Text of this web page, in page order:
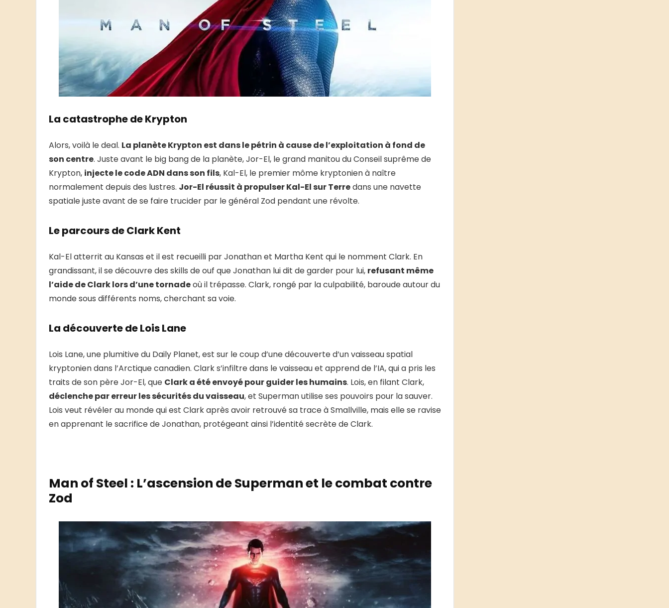
La catastrophe de Krypton
Alors, voilà le deal. La planète Krypton est dans le pétrin à cause de l’exploitation à fond de
son centre. Juste avant le big bang de la planète, Jor-El, le grand manitou du Conseil suprême de
Krypton, injecte le code ADN dans son fils, Kal-El, le premier môme kryptonien à naître
normalement depuis des lustres. Jor-El réussit à propulser Kal-El sur Terredans une navette
spatiale juste avant de se faire trucider par le général Zod pendant une révolte.
Le parcours de Clark Kent
Kal-El atterrit au Kansas et il est recueilli par Jonathan et Martha Kent qui le nomment Clark. En
grandissant, il se découvre des skills de ouf que Jonathan lui dit de garder pour lui, refusant même
l’aide de Clark lors d’une tornadeoù il trépasse. Clark, rongé par la culpabilité, baroude autour du
monde sous différents noms, cherchant sa voie.
La découverte de Lois Lane
Lois Lane, une plumitive du Daily Planet, est sur le coup d’une découverte d’un vaisseau spatial
kryptonien dans l’Arctique canadien. Clark s’infiltre dans le vaisseau et apprend de l’IA, qui a pris les
traits de son père Jor-El, que Clark a été envoyé pour guider les humains. Lois, en filant Clark,
déclenche par erreur les sécurités du vaisseau, et Superman utilise ses pouvoirs pour la sauver.
Lois veut révéler au monde qui est Clark après avoir retrouvé sa trace à Smallville, mais elle se ravise
en apprenant le sacrifice de Jonathan, protégeant ainsi l’identité secrète de Clark.
Man of Steel : L’ascension de Superman et le combat contre
Zod